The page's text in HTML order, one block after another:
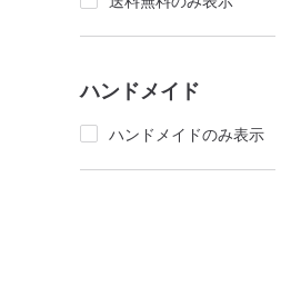
ハンドメイド
ハンドメイドのみ表示